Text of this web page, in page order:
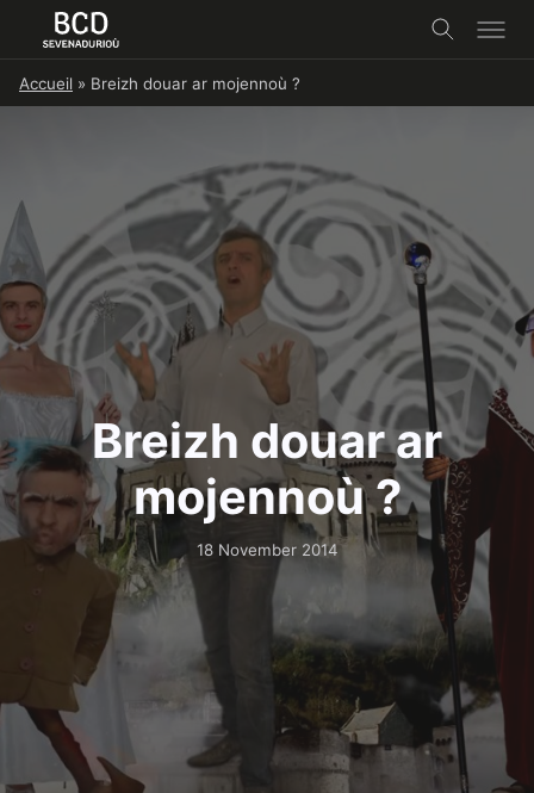
Accueil » Breizh douar ar mojennoù ?
Breizh douar ar
mojennoù ?
18 November 2014